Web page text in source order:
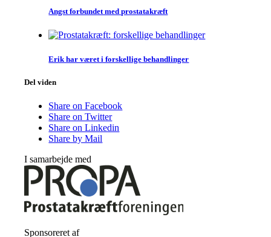
Angst forbundet med prostatakræft
Erik har været i forskellige behandlinger
Del viden
Share on Facebook
Share on Twitter
Share on Linkedin
Share by Mail
I samarbejde med
Sponsoreret af